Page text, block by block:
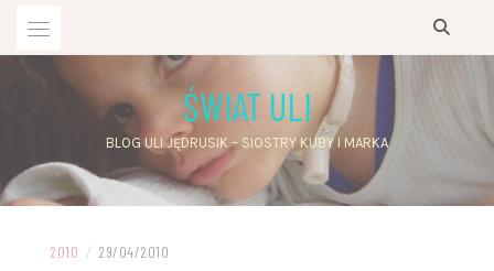
ŚWIAT ULI
BLOG ULI JĘDRUSIK – SIOSTRY KUBY I MARKA
2010 / 29/04/2010